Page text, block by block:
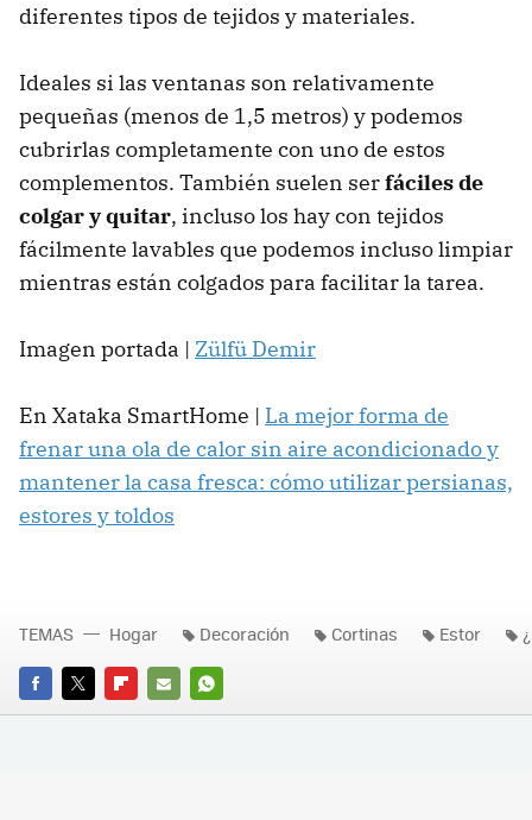
diferentes tipos de tejidos y materiales.
Ideales si las ventanas son relativamente
pequeñas (menos de 1,5 metros) y podemos
cubrirlas completamente con uno de estos
complementos. También suelen serfáciles de
colgar y quitar, incluso los hay con tejidos
fácilmente lavables que podemos incluso limpiar
mientras están colgados para facilitar la tarea.
Imagen portada | Zülfü Demir
En Xataka SmartHome | La mejor forma de
frenar una ola de calor sin aire acondicionado y
mantener la casa fresca: cómo utilizar persianas,
estores y toldos
FACEBOOK
TWITTERFLIPBOARD
E-
WHATSAPP
TEMAS Hogar Decoración Cortinas Estor